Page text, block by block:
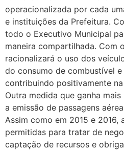
operacionalizada por cada
e instituições da Prefeitura.
todo o Executivo Municipal
maneira compartilhada. Com
racionalizará o uso dos
do consumo de combustível
contribuindo positivamente
Outra medida que ganha
a emissão de passagens
Assim como em 2015 e 2016,
permitidas para tratar de
captação de recursos e